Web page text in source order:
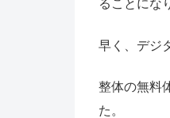
ることにな
早く、デジ
整体の無料
た。